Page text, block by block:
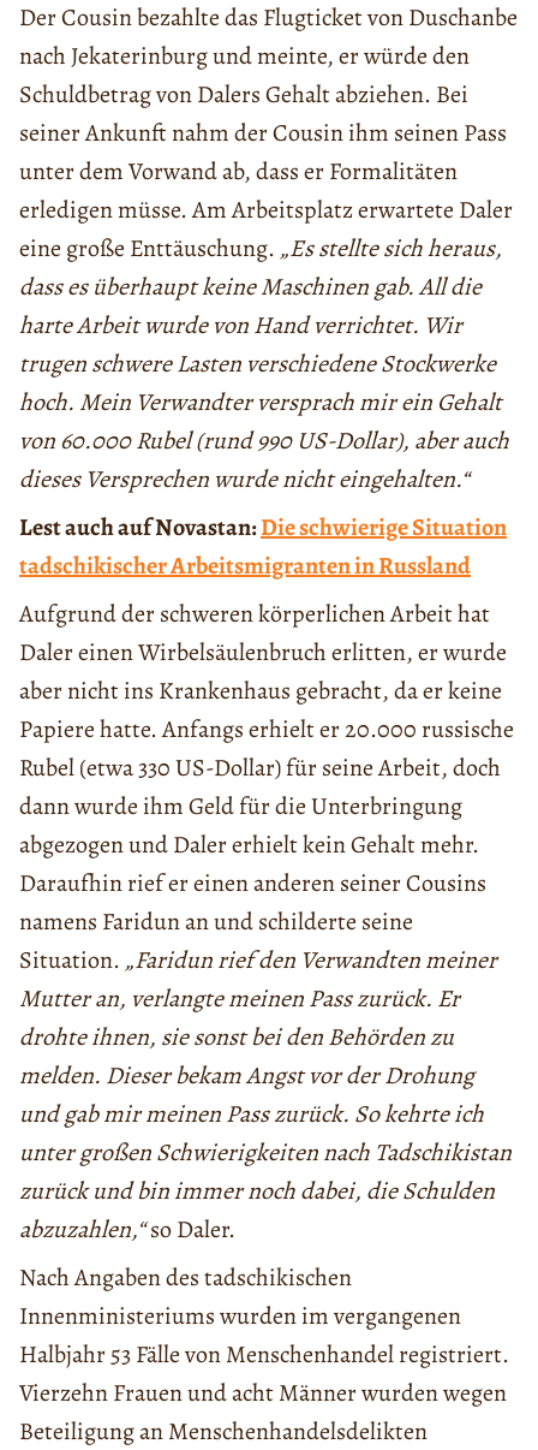
Der Cousin bezahlte das Flugticket von Duschanbe
nach Jekaterinburg und meinte, er würde den
Schuldbetrag von Dalers Gehalt abziehen. Bei
seiner Ankunft nahm der Cousin ihm seinen Pass
unter dem Vorwand ab, dass er Formalitäten
erledigen müsse. Am Arbeitsplatz erwartete Daler
eine große Enttäuschung. „Es stellte sich heraus,
dass es überhaupt keine Maschinen gab. All die
harte Arbeit wurde von Hand verrichtet. Wir
trugen schwere Lasten verschiedene Stockwerke
hoch. Mein Verwandter versprach mir ein Gehalt
von 60.000 Rubel (rund 990 US-Dollar), aber auch
dieses Versprechen wurde nicht eingehalten.“
Lest auch auf Novastan:Die schwierige Situation
tadschikischer Arbeitsmigranten in Russland
Aufgrund der schweren körperlichen Arbeit hat
Daler einen Wirbelsäulenbruch erlitten, er wurde
aber nicht ins Krankenhaus gebracht, da er keine
Papiere hatte. Anfangs erhielt er 20.000 russische
Rubel (etwa 330 US-Dollar) für seine Arbeit, doch
dann wurde ihm Geld für die Unterbringung
abgezogen und Daler erhielt kein Gehalt mehr.
Daraufhin rief er einen anderen seiner Cousins
namens Faridun an und schilderte seine
Situation. „Faridun rief den Verwandten meiner
Mutter an, verlangte meinen Pass zurück. Er
drohte ihnen, sie sonst bei den Behörden zu
melden. Dieser bekam Angst vor der Drohung
und gab mir meinen Pass zurück. So kehrte ich
unter großen Schwierigkeiten nach Tadschikistan
zurück und bin immer noch dabei, die Schulden
abzuzahlen,“so Daler.
Nach Angaben des tadschikischen
Innenministeriums wurden im vergangenen
Halbjahr 53 Fälle von Menschenhandel registriert.
Vierzehn Frauen und acht Männer wurden wegen
Beteiligung an Menschenhandelsdelikten